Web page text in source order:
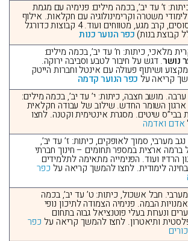
ז’ עד יב’, בכמה מילים: פנימיה עם מגמת
משטרה וקרימינולוגיה עם חקלאות. אילוף
כלבים, רכיבה על סוסים, קרב מגע, מטווחים ועוד. 4 קבוצות כדורגל
קבוצת בנות) כפר הנוער כנות
מלאכי, כיתות: ח’ עד יב’, בכמה מילים:
נושר. דגש על חיבור לטבע וסביבה ירוקה.
ושיתוף פעולה עם אינטל וחברות הייטק
קריאה על כפר הנוער קדמה
ערבה. מושב חצבה, כיתות: י’ עד יב’, בכמה מילים:
ארגון השומר החדש. שילוב של עבודה חקלאית
בבי”ס שיטים. מסגרת אינטימית וקטנה. לחצו
אדם ואדמה
נגב מערבי, סמוך לאופקים, כיתות: ז’ עד יב’,
ברמה ארצית במספר תחומים – חינוך חברתי
הרדיו ועוד. הפנימייה מתאימה לתלמידים
לימודית. לחצו להמשך קריאה על כפר
מערבי. חבל אשכול, כיתות: ט’ עד יב’, בכמה
הבמה. פנימיה הצמודה לתיכון נופי
ונערות בעלי פוטנציאל גבוה בתחום
ותיאטרון. לחצו להמשך קריאה על כפר